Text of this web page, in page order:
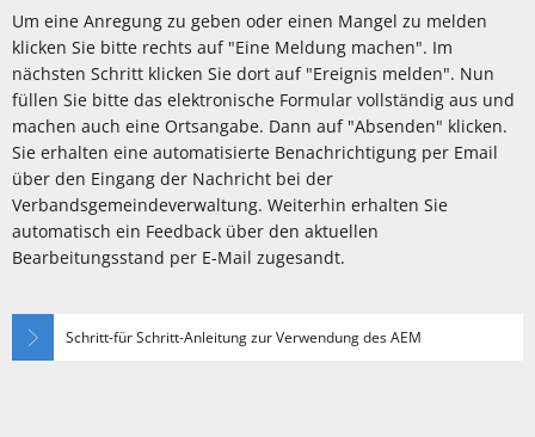
Um eine Anregung zu geben oder einen Mangel zu melden
klicken Sie bitte rechts auf "Eine Meldung machen". Im
nächsten Schritt klicken Sie dort auf "Ereignis melden". Nun
füllen Sie bitte das elektronische Formular vollständig aus und
machen auch eine Ortsangabe. Dann auf "Absenden" klicken.
Sie erhalten eine automatisierte Benachrichtigung per Email
über den Eingang der Nachricht bei der
Verbandsgemeindeverwaltung. Weiterhin erhalten Sie
automatisch ein Feedback über den aktuellen
Bearbeitungsstand per E-Mail zugesandt.
Schritt-für Schritt-Anleitung zur Verwendung des AEM